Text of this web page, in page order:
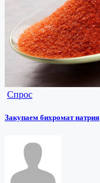
Спрос
Закупаем бихромат натрия